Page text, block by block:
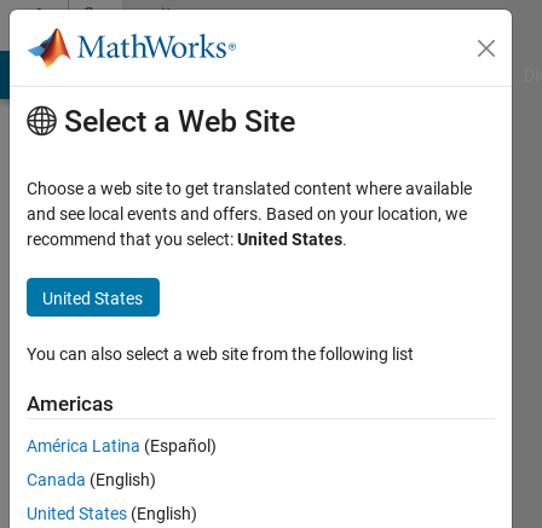
Skip to contentCommunity
Profile
Doke
Last
days ago
Active
Select a Web Site
Choose a web site to get translated content where available
and see local events and offers. Based on your location, we
recommend that you select:United States.
United States
You can also select a web site from the following list
Americas
América Latina (Español)
Canada (English)
United States (English)